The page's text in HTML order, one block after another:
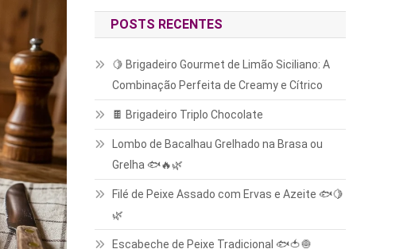
POSTS RECENTES
🍋 Brigadeiro Gourmet de Limão Siciliano: A
Combinação Perfeita de Creamy e Cítrico
🍫 Brigadeiro Triplo Chocolate
Lombo de Bacalhau Grelhado na Brasa ou
Grelha 🐟🔥🌿
Filé de Peixe Assado com Ervas e Azeite 🐟🍋
🌿
Escabeche de Peixe Tradicional 🐟🍅🧅